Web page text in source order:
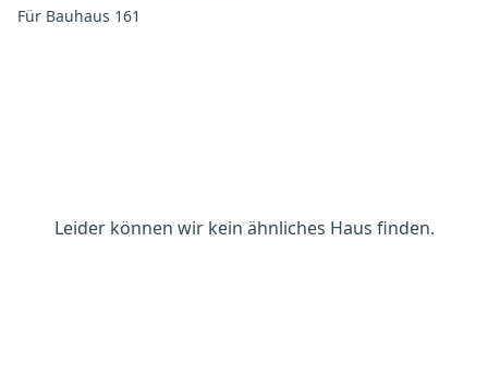
Für Bauhaus 161
Leider können wir kein ähnliches Haus finden.